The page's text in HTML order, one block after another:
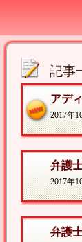
記事
アデ
2017年
2017年